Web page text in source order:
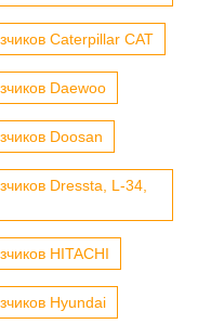
Caterpillar CAT
Daewoo
Doosan
Dressta, L-34,
HITACHI
Hyundai